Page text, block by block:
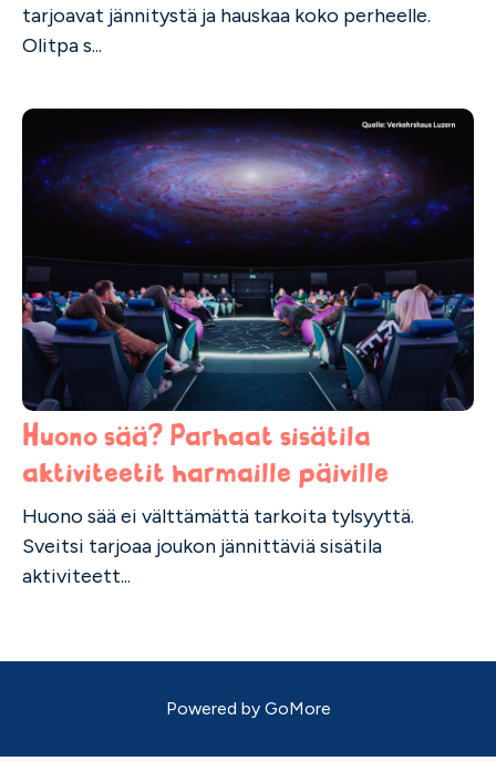
tarjoavat jännitystä ja hauskaa koko perheelle.
Olitpa s...
Huono sää? Parhaat sisätila
aktiviteetit harmaille päiville
Huono sää ei välttämättä tarkoita tylsyyttä.
Sveitsi tarjoaa joukon jännittäviä sisätila
aktiviteett...
Powered by GoMore